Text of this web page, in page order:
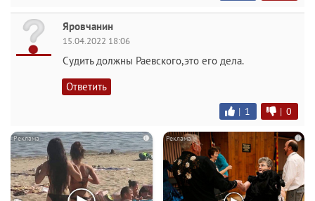
Яровчанин
15.04.2022 18:06
Судить должны Раевского,это его дела.
Ответить
| 1 | 0
i i